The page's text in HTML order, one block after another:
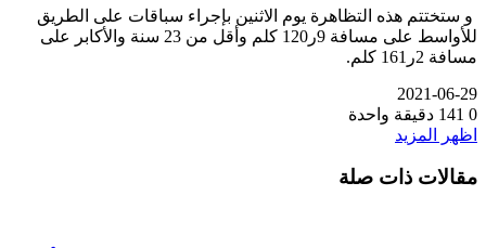
و ستختتم هذه التظاهرة يوم الاثنين بإجراء سباقات على الطريق
للأواسط على مسافة 9ر120 كلم وأقل من 23 سنة والأكابر على
مسافة 2ر161 كلم.
2021-06-29
0
دقيقة واحدة
اظهر المزيد
مقالات ذات صلة